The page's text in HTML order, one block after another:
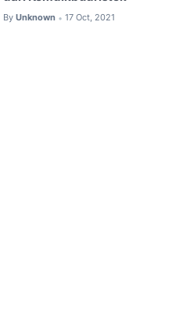
By Unknown • 17 Oct, 2021